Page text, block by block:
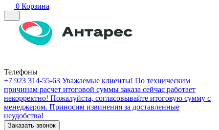
0 Корзина
Телефоны
+7 923 314-55-63 Уважаемые клиенты! По техническим
причинам расчет итоговой суммы заказа сейчас работает
некорректно! Пожалуйста, согласовывайте итоговую сумму с
менеджером. Приносим извинения за доставленные
неудобства!
Заказать звонок